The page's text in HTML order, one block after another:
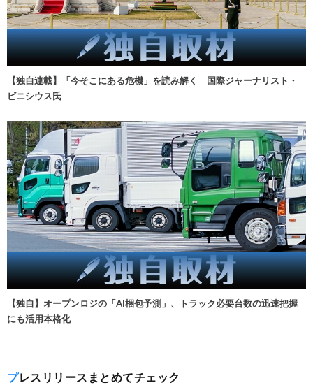
【独自連載】「今そこにある危機」を読み解く 国際ジャーナリスト・
ビニシウス氏
【独自】オープンロジの「AI梱包予測」、トラック必要台数の迅速把握
にも活用本格化
プレスリリースまとめてチェック